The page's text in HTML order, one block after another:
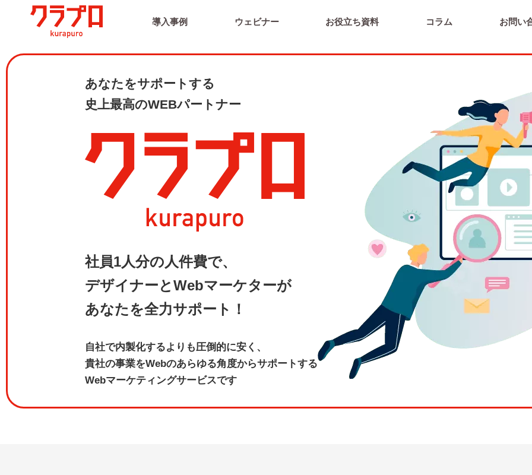
導入事例 ウェビナー お役立ち資料 コラム お問い
あなたをサポートする
史上最高のWEBパートナー
社員1人分の人件費で、
デザイナーとWebマーケターが
あなたを全力サポート！
自社で内製化するよりも圧倒的に安く、
貴社の事業をWebのあらゆる角度からサポートする
Webマーケティングサービスです